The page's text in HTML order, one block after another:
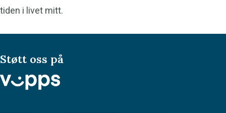
tiden i livet mitt.
Støtt oss på